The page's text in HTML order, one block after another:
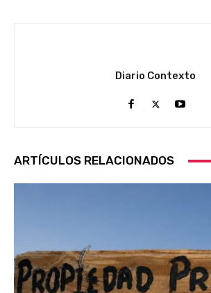
Diario Contexto
ARTÍCULOS RELACIONADOS